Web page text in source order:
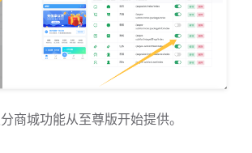
商城功能从至尊版开始提供。